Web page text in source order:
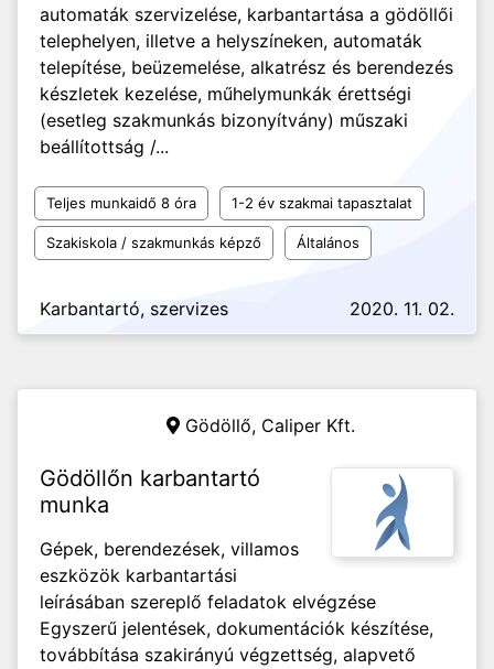
automaták szervizelése, karbantartása a gödöllői
telephelyen, illetve a helyszíneken, automaták
telepítése, beüzemelése, alkatrész és berendezés
készletek kezelése, műhelymunkák érettségi
(esetleg szakmunkás bizonyítvány) műszaki
beállítottság /...
Teljes munkaidő 8 óra 1-2 év szakmai tapasztalat
Szakiskola / szakmunkás képző Általános
Karbantartó, szervizes 2020. 11. 02.
Gödöllő, Caliper Kft.
Gödöllőn karbantartó
munka
Gépek, berendezések, villamos
eszközök karbantartási
leírásában szereplő feladatok elvégzése
Egyszerű jelentések, dokumentációk készítése,
továbbítása szakirányú végzettség, alapvető